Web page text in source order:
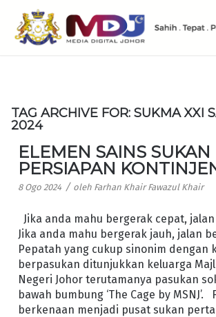
TAG ARCHIVE FOR: SUKMA XXI
2024
ELEMEN SAINS
PERSIAPAN
8 Ogo 2024 / oleh Farhan Khair Fawazul Khair
Jika anda mahu bergerak cepat,
Jika anda mahu bergerak jauh, jalan
Pepatah yang cukup sinonim dengan
berpasukan ditunjukkan keluarga
Negeri Johor terutamanya pasukan
bawah bumbung ‘The Cage by MSNJ’.
berkenaan menjadi pusat sukan